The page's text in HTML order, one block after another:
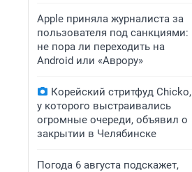
Apple приняла журналиста за
пользователя под санкциями:
не пора ли переходить на
Android или «Аврору»
Корейский стритфуд Chicko,
у которого выстраивались
огромные очереди, объявил о
закрытии в Челябинске
Погода 6 августа подскажет,